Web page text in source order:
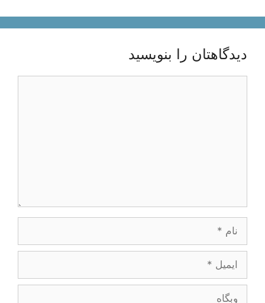
دیدگاهتان را بنویسید
وبگاه